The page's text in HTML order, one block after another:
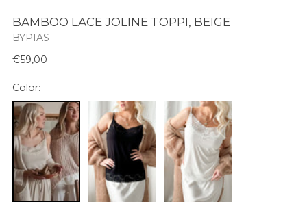
BAMBOO LACE JOLINE TOPPI, BEIGE
BYPIAS
Normaali
€59,00
Color: